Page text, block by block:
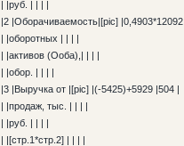
| |руб. | | | |
|2 |Оборачиваемость|[pic]
| |оборотных | | | |
| |активов (Ооба),| | | |
| |обор. | | | |
|3 |Выручка от |[pic] |(-5425)+5929 |504 |
| |продаж, тыс. | | | |
| |руб. | | | |
| |[стр.1*стр.2] | | | |